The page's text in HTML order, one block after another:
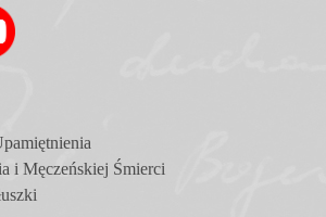
i Męczeńskiej Śmierci